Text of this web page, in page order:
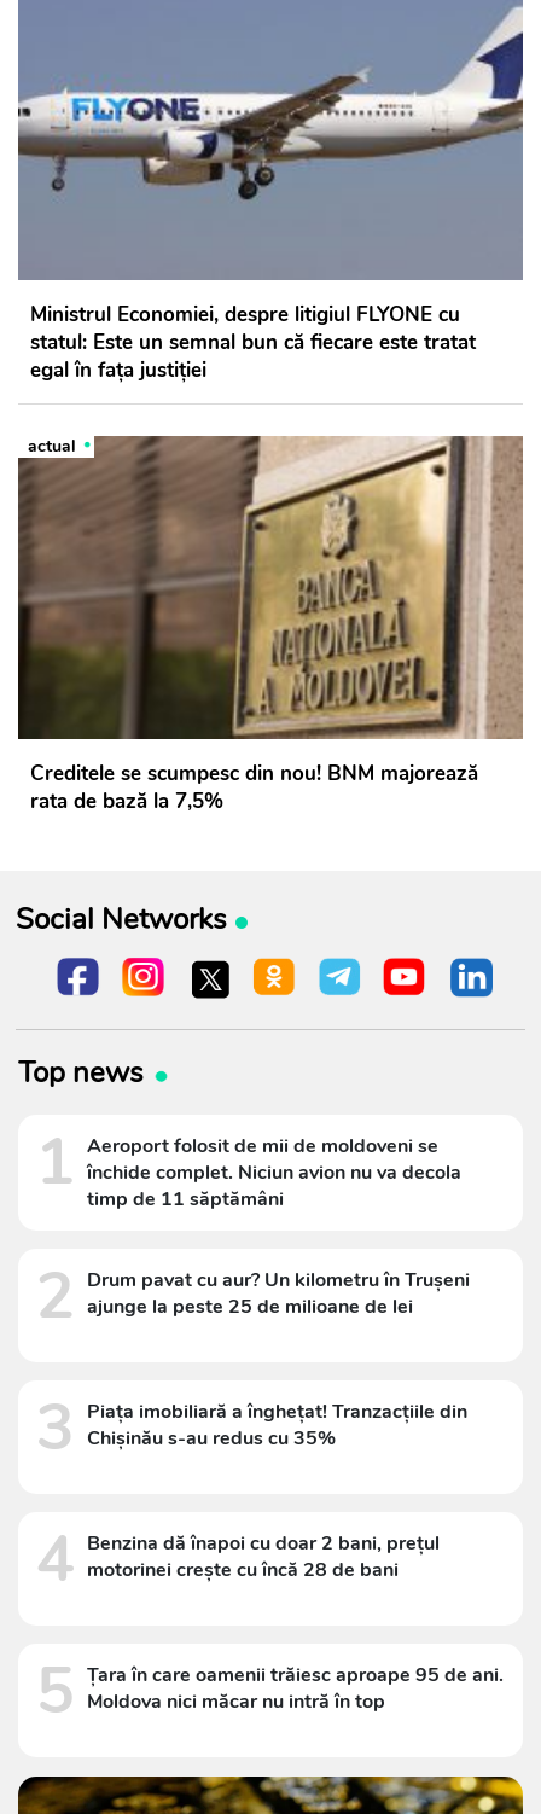
Ministrul Economiei, despre litigiul FLYONE cu
statul: Este un semnal bun că fiecare este tratat
egal în fața justiției
actual
Creditele se scumpesc din nou! BNM majorează
rata de bază la 7,5%
Social Networks
Top news
1 Aeroport folosit de mii de moldoveni se
închide complet. Niciun avion nu va decola
timp de 11 săptămâni
2
Drum pavat cu aur? Un kilometru în Trușeni
ajunge la peste 25 de milioane de lei
3
Piața imobiliară a înghețat! Tranzacțiile din
Chișinău s-au redus cu 35%
4 Benzina dă înapoi cu doar 2 bani, prețul
motorinei crește cu încă 28 de bani
5 Țara în care oamenii trăiesc aproape 95 de ani.
Moldova nici măcar nu intră în top